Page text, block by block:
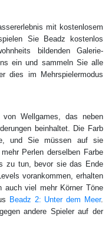
mit kostenlosem
Sie Beadz kostenlos
bildenden Galerie-
ein und sammeln Sie alle
dies im Mehrspielermodus
Wellgames, das neben
beinhaltet. Die Farb
und Sie müssen auf sie
Perlen derselben Farbe
zu tun, bevor sie das Ende
vorankommen, erhalten
auch viel mehr Körner Töne
Beadz 2: Unter dem Meer.
andere Spieler auf der